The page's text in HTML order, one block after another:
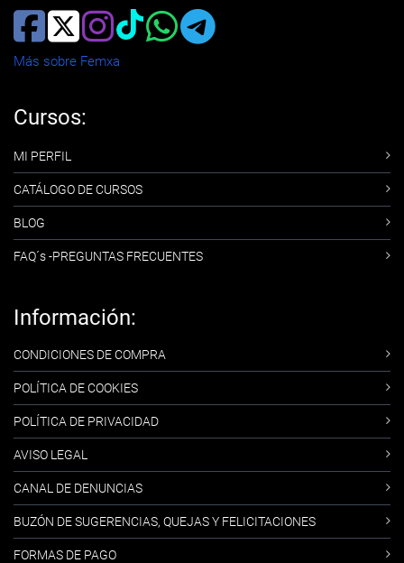
Más sobre Femxa
Cursos:
MI PERFIL
CATÁLOGO DE CURSOS
BLOG
FAQ´s -PREGUNTAS FRECUENTES
Información:
CONDICIONES DE COMPRA
POLÍTICA DE COOKIES
POLÍTICA DE PRIVACIDAD
AVISO LEGAL
CANAL DE DENUNCIAS
BUZÓN DE SUGERENCIAS, QUEJAS Y FELICITACIONES
FORMAS DE PAGO